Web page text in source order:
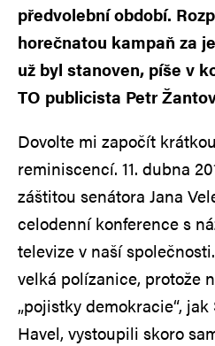
předvolební období.
horečnatou kampaň za
už byl stanoven, píše v
TO publicista Petr
Dovolte mi započít
reminiscencí. 11. dubna
záštitou senátora Jana
celodenní konference s
televize v naší
velká polízanice, protože
„pojistky demokracie“,
Havel, vystoupili skoro